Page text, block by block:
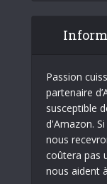
Passion
partenaire
susceptible
d'Amazon.
nous
coûtera pas
nous aident